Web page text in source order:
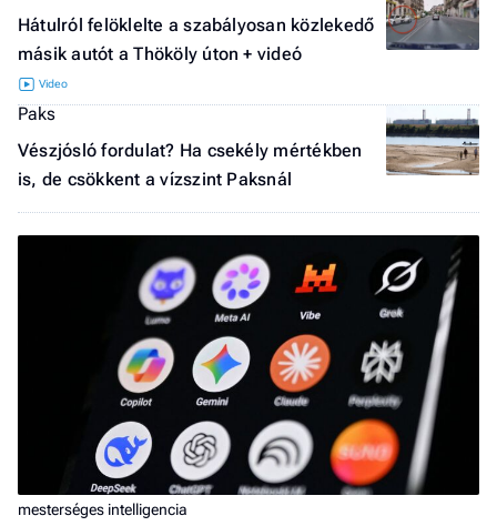
Hátulról felöklelte a szabályosan közlekedő
másik autót a Thököly úton + videó
Paks
Vészjósló fordulat? Ha csekély mértékben
is, de csökkent a vízszint Paksnál
mesterséges intelligencia